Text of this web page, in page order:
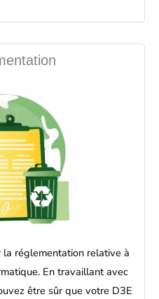
réglementation relative à
En travaillant avec
être sûr que votre D3E